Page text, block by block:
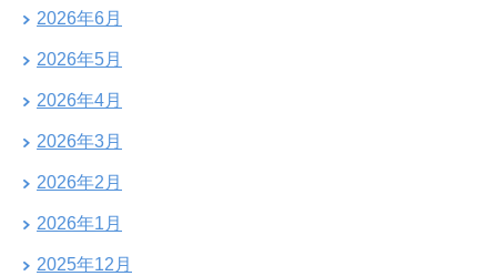
2026年6月
2026年5月
2026年4月
2026年3月
2026年2月
2026年1月
2025年12月